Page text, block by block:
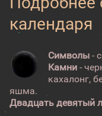
календаря
Символы -
Камни -
кахалонг,
яшма.
Двадцать девятый